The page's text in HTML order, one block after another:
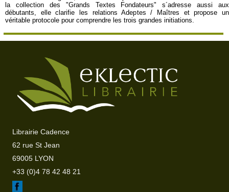
la collection des "Grands Textes Fondateurs" s´adresse aussi aux
débutants, elle clarifie les relations Adeptes / Maîtres et propose un
véritable protocole pour comprendre les trois grandes initiations.
Librairie Cadence
62 rue St Jean
69005 LYON
+33 (0)4 78 42 48 21